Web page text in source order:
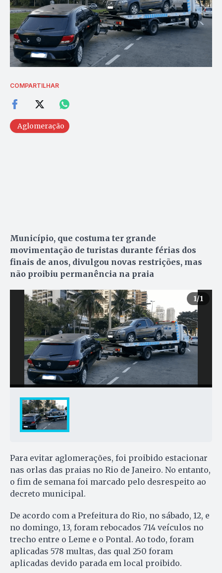
COMPARTILHAR
Aglomeração
Município, que costuma ter grande
movimentação de turistas durante férias dos
finais de anos, divulgou novas restrições, mas
não proibiu permanência na praia
1/1
Para evitar aglomerações, foi proibido estacionar
nas orlas das praias no Rio de Janeiro. No entanto,
o fim de semana foi marcado pelo desrespeito ao
decreto municipal.
De acordo com a Prefeitura do Rio, no sábado, 12, e
no domingo, 13, foram rebocados 714 veículos no
trecho entre o Leme e o Pontal. Ao todo, foram
aplicadas 578 multas, das qual 250 foram
aplicadas devido parada em local proibido.